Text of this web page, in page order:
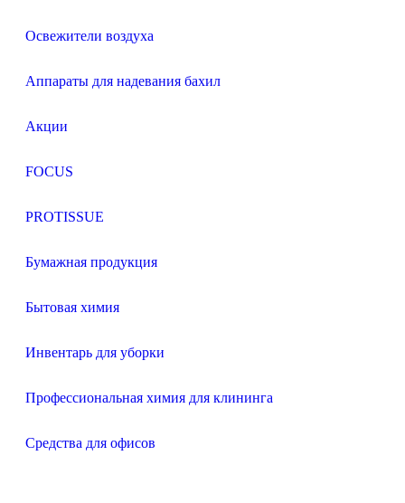
Освежители воздуха
Аппараты для надевания бахил
Акции
FOCUS
PROTISSUE
Бумажная продукция
Бытовая химия
Инвентарь для уборки
Профессиональная химия для клининга
Средства для офисов